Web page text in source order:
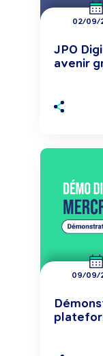
02/09/
JPO
avenir
09/09/